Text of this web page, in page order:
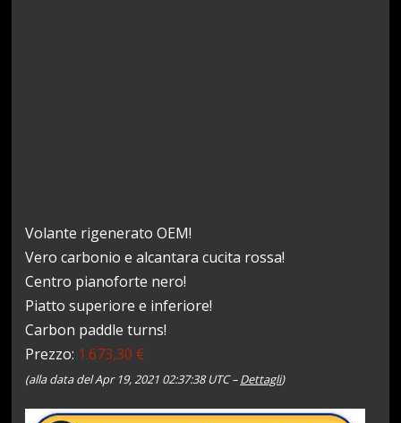
Volante rigenerato OEM!
Vero carbonio e alcantara cucita rossa!
Centro pianoforte nero!
Piatto superiore e inferiore!
Carbon paddle turns!
Prezzo: 1.673,30 €
(alla data del Apr 19, 2021 02:37:38 UTC –Dettagli)